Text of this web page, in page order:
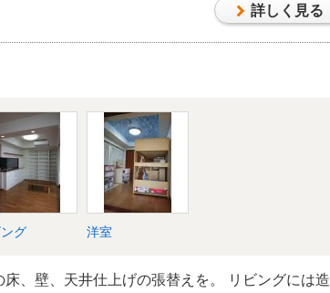
詳しく見る
グ 洋室
床、壁、天井仕上げの張替えを。 リビングには造